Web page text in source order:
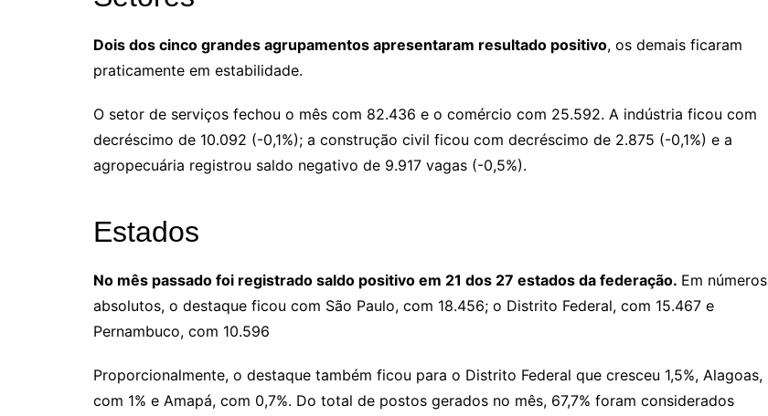
Dois dos cinco grandes agrupamentos apresentaram resultado positivo, os demais ficaram
praticamente em estabilidade.
O setor de serviços fechou o mês com 82.436 e o comércio com 25.592. A indústria ficou com
decréscimo de 10.092 (-0,1%); a construção civil ficou com decréscimo de 2.875 (-0,1%) e a
agropecuária registrou saldo negativo de 9.917 vagas (-0,5%).
Estados
No mês passado foi registrado saldo positivo em 21 dos 27 estados da federação. Em números
absolutos, o destaque ficou com São Paulo, com 18.456; o Distrito Federal, com 15.467 e
Pernambuco, com 10.596
Proporcionalmente, o destaque também ficou para o Distrito Federal que cresceu 1,5%, Alagoas,
com 1% e Amapá, com 0,7%. Do total de postos gerados no mês, 67,7% foram considerados